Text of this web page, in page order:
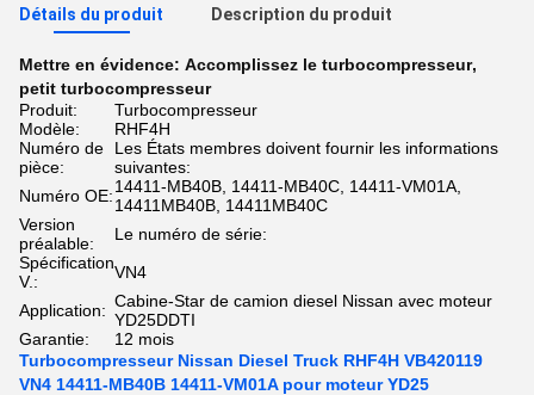
Détails du produit Description du produit
Mettre en évidence: Accomplissez le turbocompresseur,
petit turbocompresseur
Produit:
Turbocompresseur
Modèle:
RHF4H
Numéro de
pièce:
Les États membres doivent fournir les informations
suivantes:
Numéro OE:14411-MB40B, 14411-MB40C, 14411-VM01A,
14411MB40B, 14411MB40C
Version
préalable:
Le numéro de série:
Spécification
V.:
VN4
Application: Cabine-Star de camion diesel Nissan avec moteur
YD25DDTI
Garantie:
12 mois
Turbocompresseur Nissan Diesel Truck RHF4H VB420119
VN4 14411-MB40B 14411-VM01A pour moteur YD25